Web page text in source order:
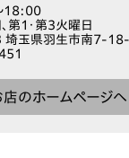
18:00
第1・第3火曜日
埼玉県羽生市南7-
店のホームページへ